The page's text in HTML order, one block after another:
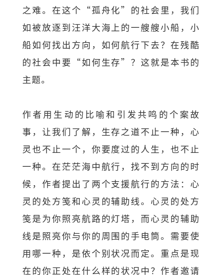
之难。在这个“孤舟化”的社会里，我们
如被放逐到汪洋大海上的一艘艘小船，小
船如何找出方向，如何航行下去？在残酷
的社会中要“如何生存”？这就是本书的
主题。
作者用生动的比喻和引发共鸣的个案故
事，让我们了解，生存之道不止一种，心
灵也不止一个，你要度过的人生，也不止
一种。在茫茫海中航行，找不到方向的时
候，作者提出了两个支援航行的方法：心
灵的处方笺和心灵的辅助线。心灵的处方
笺是为你照亮航路的灯塔，而心灵的辅助
线是照亮你与你的周围的手电筒。需要使
用哪一种，是依个别状况而定。重点是现
在的你正处在什么样的状况中？作者邀请